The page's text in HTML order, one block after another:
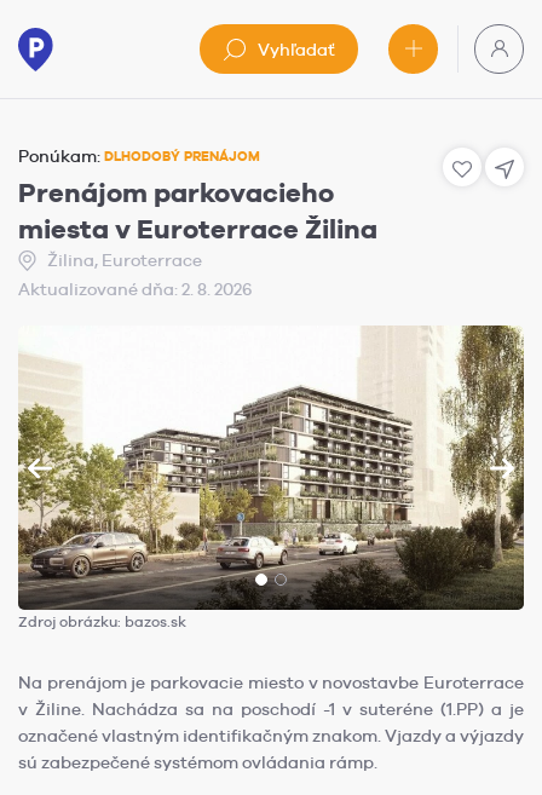
Vyhľadať
Ponúkam: DLHODOBÝ PRENÁJOM
Prenájom parkovacieho
miesta v Euroterrace Žilina
Žilina, Euroterrace
Aktualizované dňa: 2. 8. 2026
Zdroj obrázku: bazos.sk
Na prenájom je parkovacie miesto v novostavbe Euroterrace
v Žiline. Nachádza sa na poschodí -1 v suteréne (1.PP) a je
označené vlastným identifikačným znakom. Vjazdy a výjazdy
sú zabezpečené systémom ovládania rámp.